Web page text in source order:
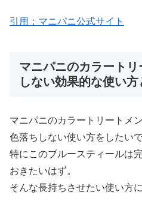
引用：マニパニ公式サイト
マニパニのカラート
しない効果的な使い方
マニパニのカラートリートメ
色落ちしない使い方をしたい
特にこのブルースティールは
おきたいはず。
そんな長持ちさせたい使い方